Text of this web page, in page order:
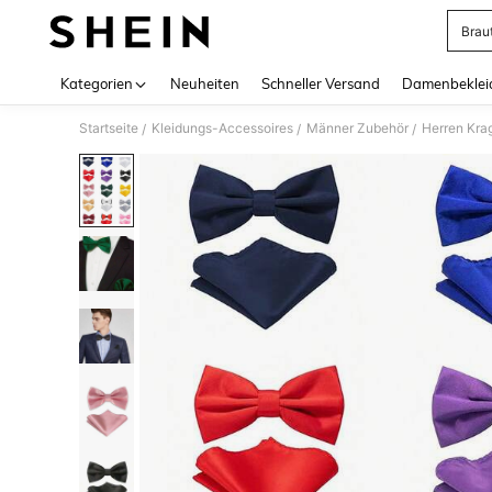
Kategorien Neuheiten Schneller Versand
Startseite / Kleidungs-Accessoires / Männer Zubehör / Herren